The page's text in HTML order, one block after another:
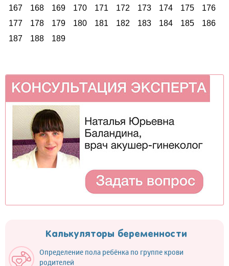
167
168 169 170 171 172 173 174 175
176
177
178 179 180 181 182 183 184 185
186
187
188 189
Калькуляторы беременности
Определение пола ребёнка по группе крови
родителей